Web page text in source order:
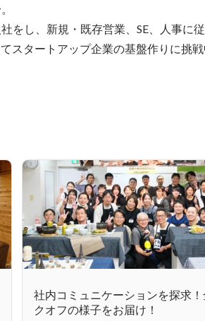
をし、新規・既存営業、SE、人事に
スタートアップ企業の基盤作りに挑戦
社内コミュニケーションを探求！
クオフの様子をお届け！